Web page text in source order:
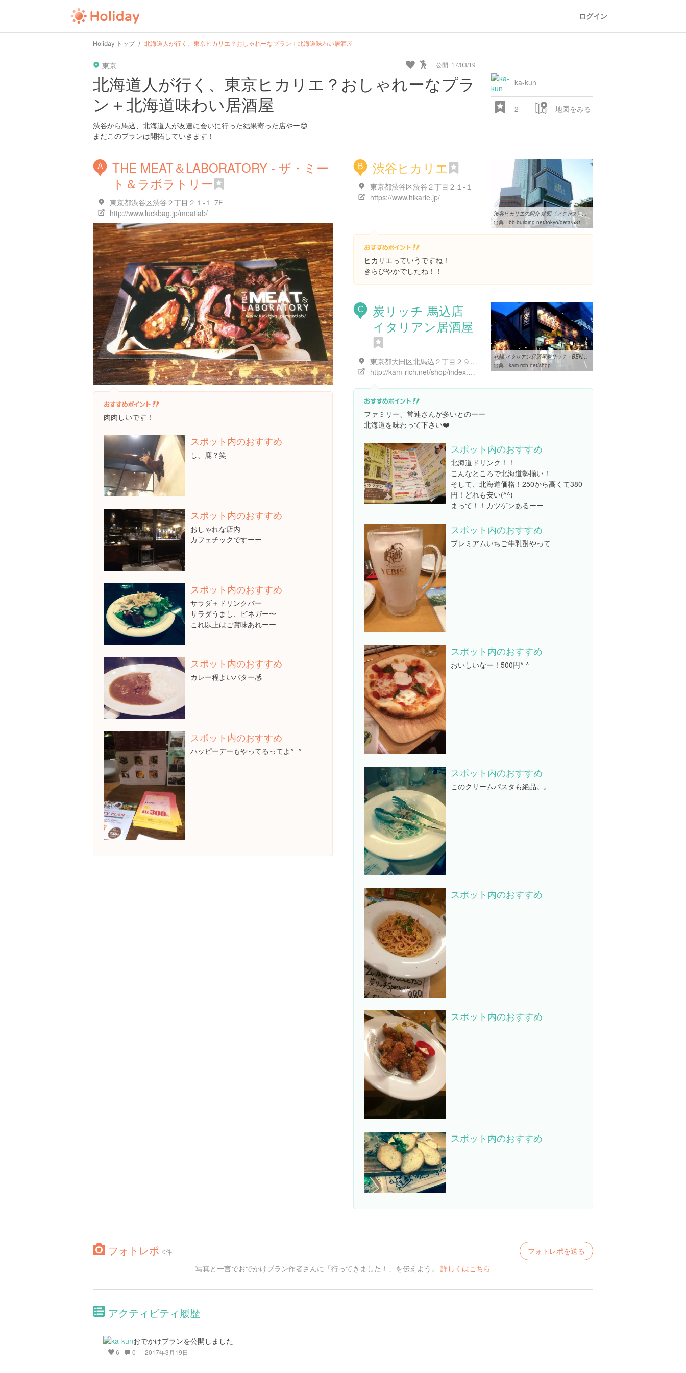
ログイン
Holiday トップ 北海道人が行く、東京ヒカリエ？おしゃれーなプラン＋北海道味わい居酒屋
東京 公開: 17/03/19
北海道人が行く、東京ヒカリエ？おしゃれーなプラ
ン＋北海道味わい居酒屋
渋谷から馬込、北海道人が友達に会いに行った結果寄った店やー😊
まだこのプランは開拓していきます！
ka-kun
2 地図をみる
A
THE MEAT＆LABORATORY - ザ・ミー
ト＆ラボラトリー
東京都渋谷区渋谷２丁目２１-１ 7F
http://www.luckbag.jp/meatlab/
肉肉しいです！
スポット内のおすすめ
し、鹿？笑
スポット内のおすすめ
おしゃれな店内
カフェチックですーー
スポット内のおすすめ
サラダ＋ドリンクバー
サラダうまし、ビネガー〜
これ以上はご賞味あれーー
スポット内のおすすめ
カレー程よいバター感
スポット内のおすすめ
ハッピーデーもやってるってよ^_^
B 渋谷ヒカリエ
東京都渋谷区渋谷２丁目２１-１
https://www.hikarie.jp/
渋谷ヒカリエの紹介 地図〈アクセス〉と写真 -超高層複合ビル | 東京ビル景
出典： bb-building.net/tokyo/deta/531.html
ヒカリエっていうですね！
きらびやかでしたね！！
C
炭リッチ 馬込店
イタリアン居酒屋
東京都大田区北馬込２丁目２９-１４
http://kam-rich.net/shop/index.html#006
札幌 イタリアン居酒屋炭リッチ・BENBEN店舗紹介
出典： kam-rich.net/shop
ファミリー、常連さんが多いとのーー
北海道を味わって下さい❤️
スポット内のおすすめ
北海道ドリンク！！
こんなところで北海道勢揃い！
そして、北海道価格！250から高くて380
円！どれも安い(^^)
まって！！カツゲンあるーー
スポット内のおすすめ
プレミアムいちご牛乳酎やって
スポット内のおすすめ
おいしいなー！500円^ ^
スポット内のおすすめ
このクリームパスタも絶品。。
スポット内のおすすめ
スポット内のおすすめ
スポット内のおすすめ
フォトレポ 0件
フォトレポを送る
写真と一言でおでかけプラン作者さんに「行ってきました！」を伝えよう。 詳しくはこちら
アクティビティ履歴
おでかけプランを公開しました
6 0 2017年3月19日